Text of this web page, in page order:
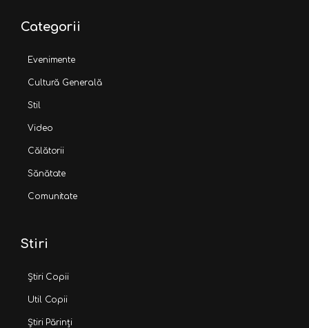
Categorii
Evenimente
Cultură Generală
Stil
Video
Călătorii
Sănătate
Comunitate
Stiri
Știri Copii
Util Copii
Știri Părinți